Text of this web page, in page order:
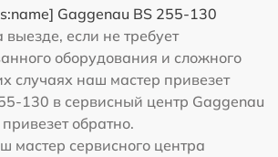
Gaggenau BS 255-130
выезде, если не требует
оборудования и сложного
случаях наш мастер привезет
130 в сервисный центр Gaggenau
обратно.
мастер сервисного центра